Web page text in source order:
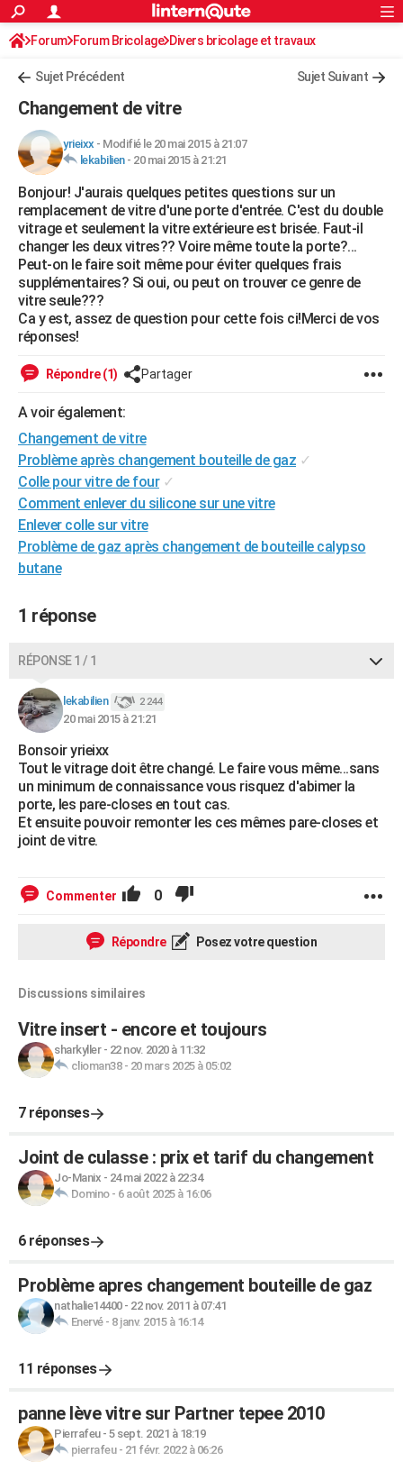
ACTUALITÉS
Politique
Société
Faits Divers
Education
Monde
Villes
+
FINANCE
Retraite
Impôts
Epargne
Immobilier
Risques naturels par ville
Banque
Assurance
Crédit
AUTO
Essais
Réserver un essai
Citadines
Berlines
SUV
Forum auto
+HIGH-TECH
Mobiles
Meilleur smartphone
Internet
Ordinateurs
Jeux vidéo
Guide high-tech
+BRICOLAGE
Forum
Aménagement intérieur
Extérieur
Cuisine
Salle de bains
Jardinage
Rangement
WEEK-END
Guides de France
Escapades
Patrimoine
Expositions
Musées
Week-end nature
+LIFESTYLE
Art de vivre
Bien-être
Loisirs
ModeModes de vie
Alimentation
Guide de la santé
Maladies
Médicaments
Sommeil
Destinations
City break
Voyage nature
Voyage de noces
Forum
Climat
+
GUIDES D'ACHAT
BONS PLANS
CARTE DE VOEUX
Carte de Noël
Carte Bonne année
Carte Saint-Valentin
Carte Pâques
Carte d'anniversaire
DICTIONNAIRE
PROGRAMME TV
FORUM
Bricolage
Lifestyle
Culture
Sport
Auto
Television
Voyage
Cinema
Rechercher
S'inscrire
Connexion
Forum Forum Bricolage Divers bricolage et travaux
Sujet Précédent Sujet Suivant
Changement de vitre
yrieixx - Modifié le 20 mai 2015 à 21:07
lekabilien- 20 mai 2015 à 21:21
Bonjour! J'aurais quelques petites questions sur un
remplacement de vitre d'une porte d'entrée. C'est du double
vitrage et seulement la vitre extérieure est brisée. Faut-il
changer les deux vitres?? Voire même toute la porte?...
Peut-on le faire soit même pour éviter quelques frais
supplémentaires? Si oui, ou peut on trouver ce genre de
vitre seule???
Ca y est, assez de question pour cette fois ci!Merci de vos
réponses!
Répondre (1) Partager
A voir également:
Changement de vitre
Problème après changement bouteille de gaz ✓
Colle pour vitre de four ✓
Comment enlever du silicone sur une vitre
Enlever colle sur vitre
Problème de gaz après changement de bouteille calypso
butane
1 réponse
RÉPONSE 1 / 1
lekabilien 2 244
20 mai 2015 à 21:21
Bonsoir yrieixx
Tout le vitrage doit être changé. Le faire vous même...sans
un minimum de connaissance vous risquez d'abimer la
porte, les pare-closes en tout cas.
Et ensuite pouvoir remonter les ces mêmes pare-closes et
joint de vitre.
Commenter 0
Répondre Posez votre question
Discussions similaires
Vitre insert - encore et toujours
sharkyller- 22 nov. 2020 à 11:32
clioman38- 20 mars 2025 à 05:02
7 réponses
Joint de culasse : prix et tarif du changement
Jo-Manix - 24 mai 2022 à 22:34
Domino- 6 août 2025 à 16:06
6 réponses
Problème apres changement bouteille de gaz
nathalie14400- 22 nov. 2011 à 07:41
Enervé- 8 janv. 2015 à 16:14
11 réponses
panne lève vitre sur Partner tepee 2010
Pierrafeu- 5 sept. 2021 à 18:19
pierrafeu- 21 févr. 2022 à 06:26